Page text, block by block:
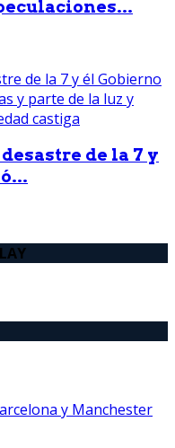
de la 7 y